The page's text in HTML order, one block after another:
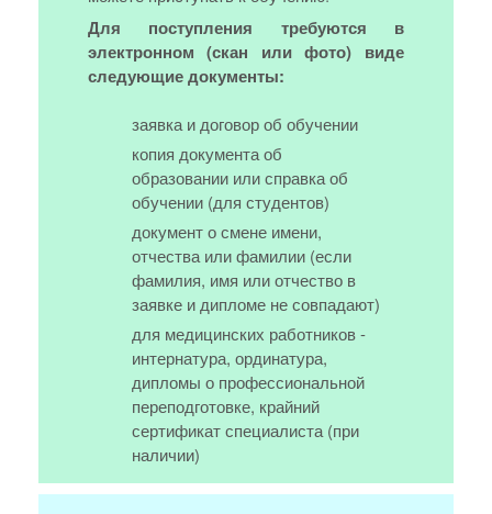
Для поступления требуются в
электронном (скан или фото) виде
следующие документы:
заявка и договор об обучении
копия документа об
образовании или справка об
обучении (для студентов)
документ о смене имени,
отчества или фамилии (если
фамилия, имя или отчество в
заявке и дипломе не совпадают)
для медицинских работников -
интернатура, ординатура,
дипломы о профессиональной
переподготовке, крайний
сертификат специалиста (при
наличии)